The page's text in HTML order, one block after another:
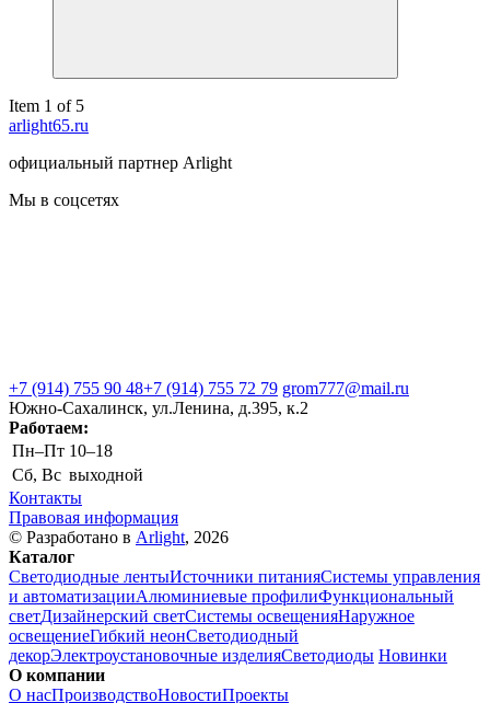
Item 1 of 5
arlight65.ru
официальный партнер Arlight
Мы в соцсетях
+7 (914) 755 90 48+7 (914) 755 72 79 grom777@mail.ru
Южно-Сахалинск, ул.Ленина, д.395, к.2
Работаем:
Пн–Пт 10–18
Сб, Вс выходной
Контакты
Правовая информация
© Разработано в Arlight, 2026
Каталог
Светодиодные лентыИсточники питанияСистемы управления
и автоматизацииАлюминиевые профилиФункциональный
светДизайнерский светСистемы освещенияНаружное
освещениеГибкий неонСветодиодный
декорЭлектроустановочные изделияСветодиоды Новинки
О компании
О насПроизводствоНовостиПроекты